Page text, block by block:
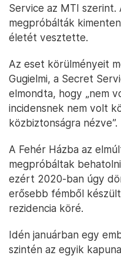
Service az MTI szerint.
megpróbálták
életét vesztette.
Az eset körülményeit
Gugielmi, a Secret
elmondta, hogy „nem
incidensnek nem volt
közbiztonságra nézve”.
A Fehér Házba az
megpróbáltak
ezért 2020-ban úgy
erősebb fémből
rezidencia köré.
Idén januárban egy
szintén az egyik